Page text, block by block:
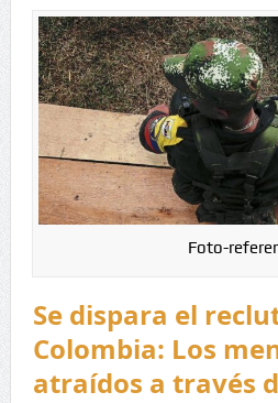
Foto-
Se dispara el
Colombia: Los
atraídos a través